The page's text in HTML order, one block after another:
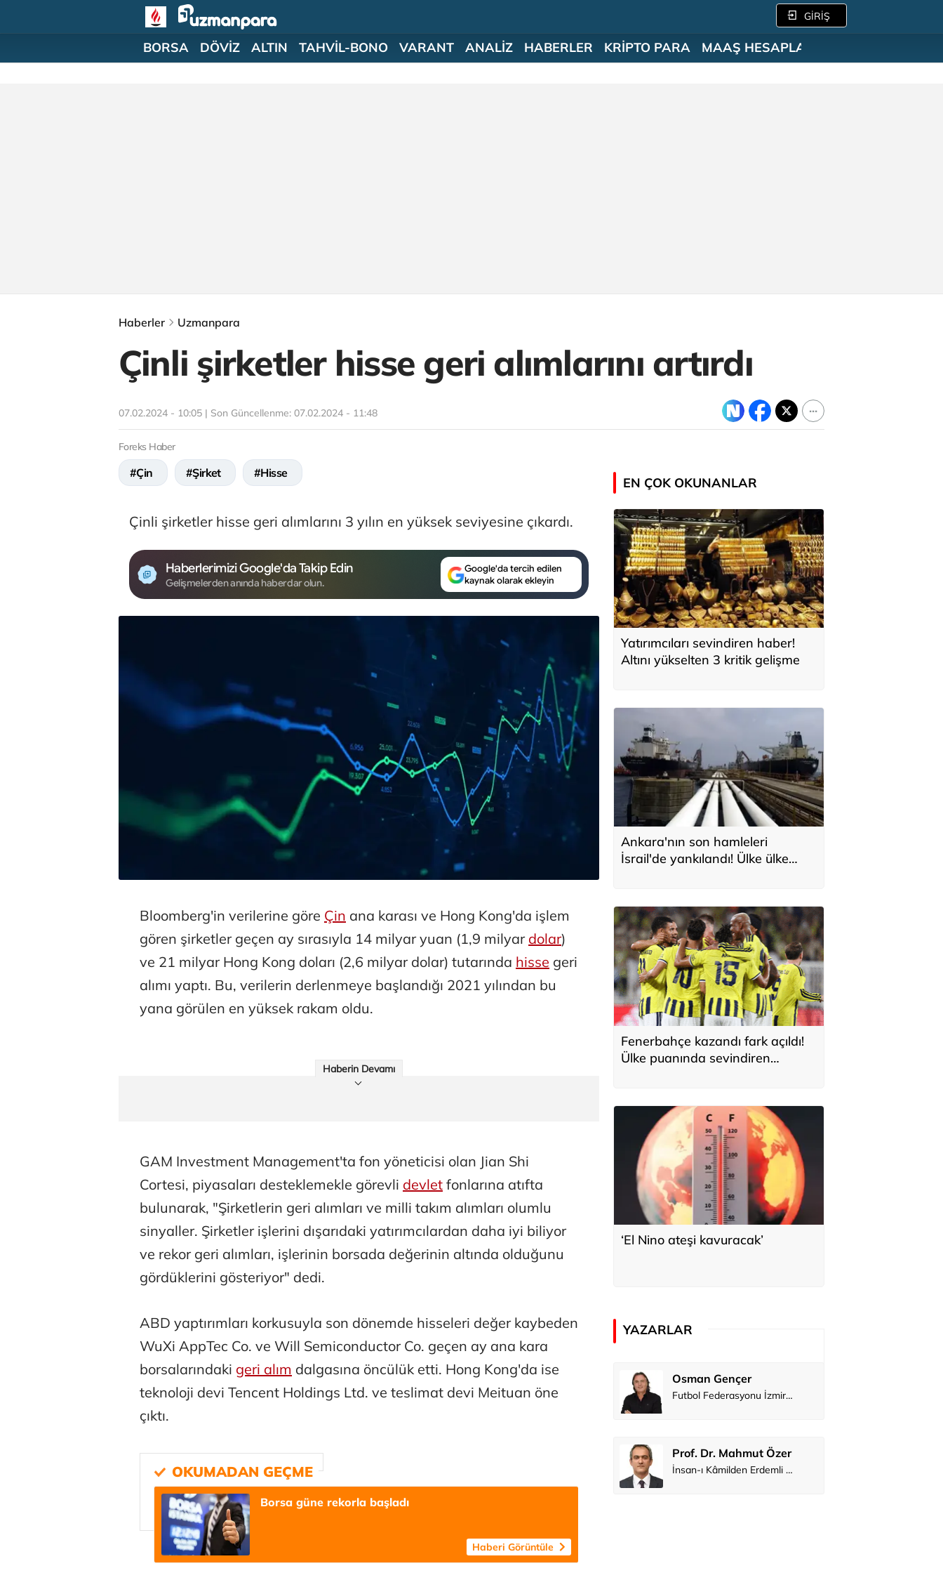
GİRİŞ
BORSA DÖVİZ ALTIN TAHVİL-BONO VARANT ANALİZ HABERLER KRİPTO PARA MAAŞ HESAPLAMA
Haberler Uzmanpara
Çinli şirketler hisse geri alımlarını artırdı
07.02.2024 - 10:05 | Son Güncellenme: 07.02.2024 - 11:48
Foreks Haber
#Çin #Şirket #Hisse
Çinli şirketler hisse geri alımlarını 3 yılın en yüksek seviyesine çıkardı.
Haberlerimizi Google'da Takip Edin
Gelişmelerden anında haberdar olun.
Google'da tercih edilen
kaynak olarak ekleyin
Bloomberg'in verilerine göre Çin ana karası ve Hong Kong'da işlem
gören şirketler geçen ay sırasıyla 14 milyar yuan (1,9 milyar dolar)
ve 21 milyar Hong Kong doları (2,6 milyar dolar) tutarında hisse geri
alımı yaptı. Bu, verilerin derlenmeye başlandığı 2021 yılından bu
yana görülen en yüksek rakam oldu.
Haberin Devamı
GAM Investment Management'ta fon yöneticisi olan Jian Shi
Cortesi, piyasaları desteklemekle görevli devlet fonlarına atıfta
bulunarak, "Şirketlerin geri alımları ve milli takım alımları olumlu
sinyaller. Şirketler işlerini dışarıdaki yatırımcılardan daha iyi biliyor
ve rekor geri alımları, işlerinin borsada değerinin altında olduğunu
gördüklerini gösteriyor" dedi.
ABD yaptırımları korkusuyla son dönemde hisseleri değer kaybeden
WuXi AppTec Co. ve Will Semiconductor Co. geçen ay ana kara
borsalarındaki geri alım dalgasına öncülük etti. Hong Kong'da ise
teknoloji devi Tencent Holdings Ltd. ve teslimat devi Meituan öne
çıktı.
Borsa güne rekorla başladı
Haberi Görüntüle
EN ÇOK OKUNANLAR
Yatırımcıları sevindiren haber!
Altını yükselten 3 kritik gelişme
Ankara'nın son hamleleri
İsrail'de yankılandı! Ülke ülke
Fenerbahçe kazandı fark açıldı!
Ülke puanında sevindiren
‘El Nino ateşi kavuracak’
YAZARLAR
Osman Gençer
Futbol Federasyonu İzmirspor’u dinler mi?
Prof. Dr. Mahmut Özer
Tunca Bengin
MİT’den CIA’ye de mesaj...
Aşk yok, ama suç itirafı var!
Osman Gençer
Futbol Federasyonu İzmirspor’u dinler mi?
Prof. Dr. Mahmut Özer
İnsan-ı Kâmilden Erdemli Şehre: İslam Düşüncesinde Adalet-II